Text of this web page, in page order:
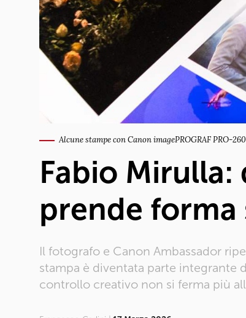
Alcune stampe con Canon imagePROGRAF PRO-
Fabio
prende forma
Il fotografo e Canon Ambassador
stampa è diventata parte integrante
controllo creativo non si ferma più